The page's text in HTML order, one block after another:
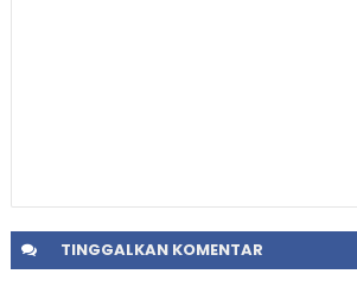
TINGGALKANKOMENTAR